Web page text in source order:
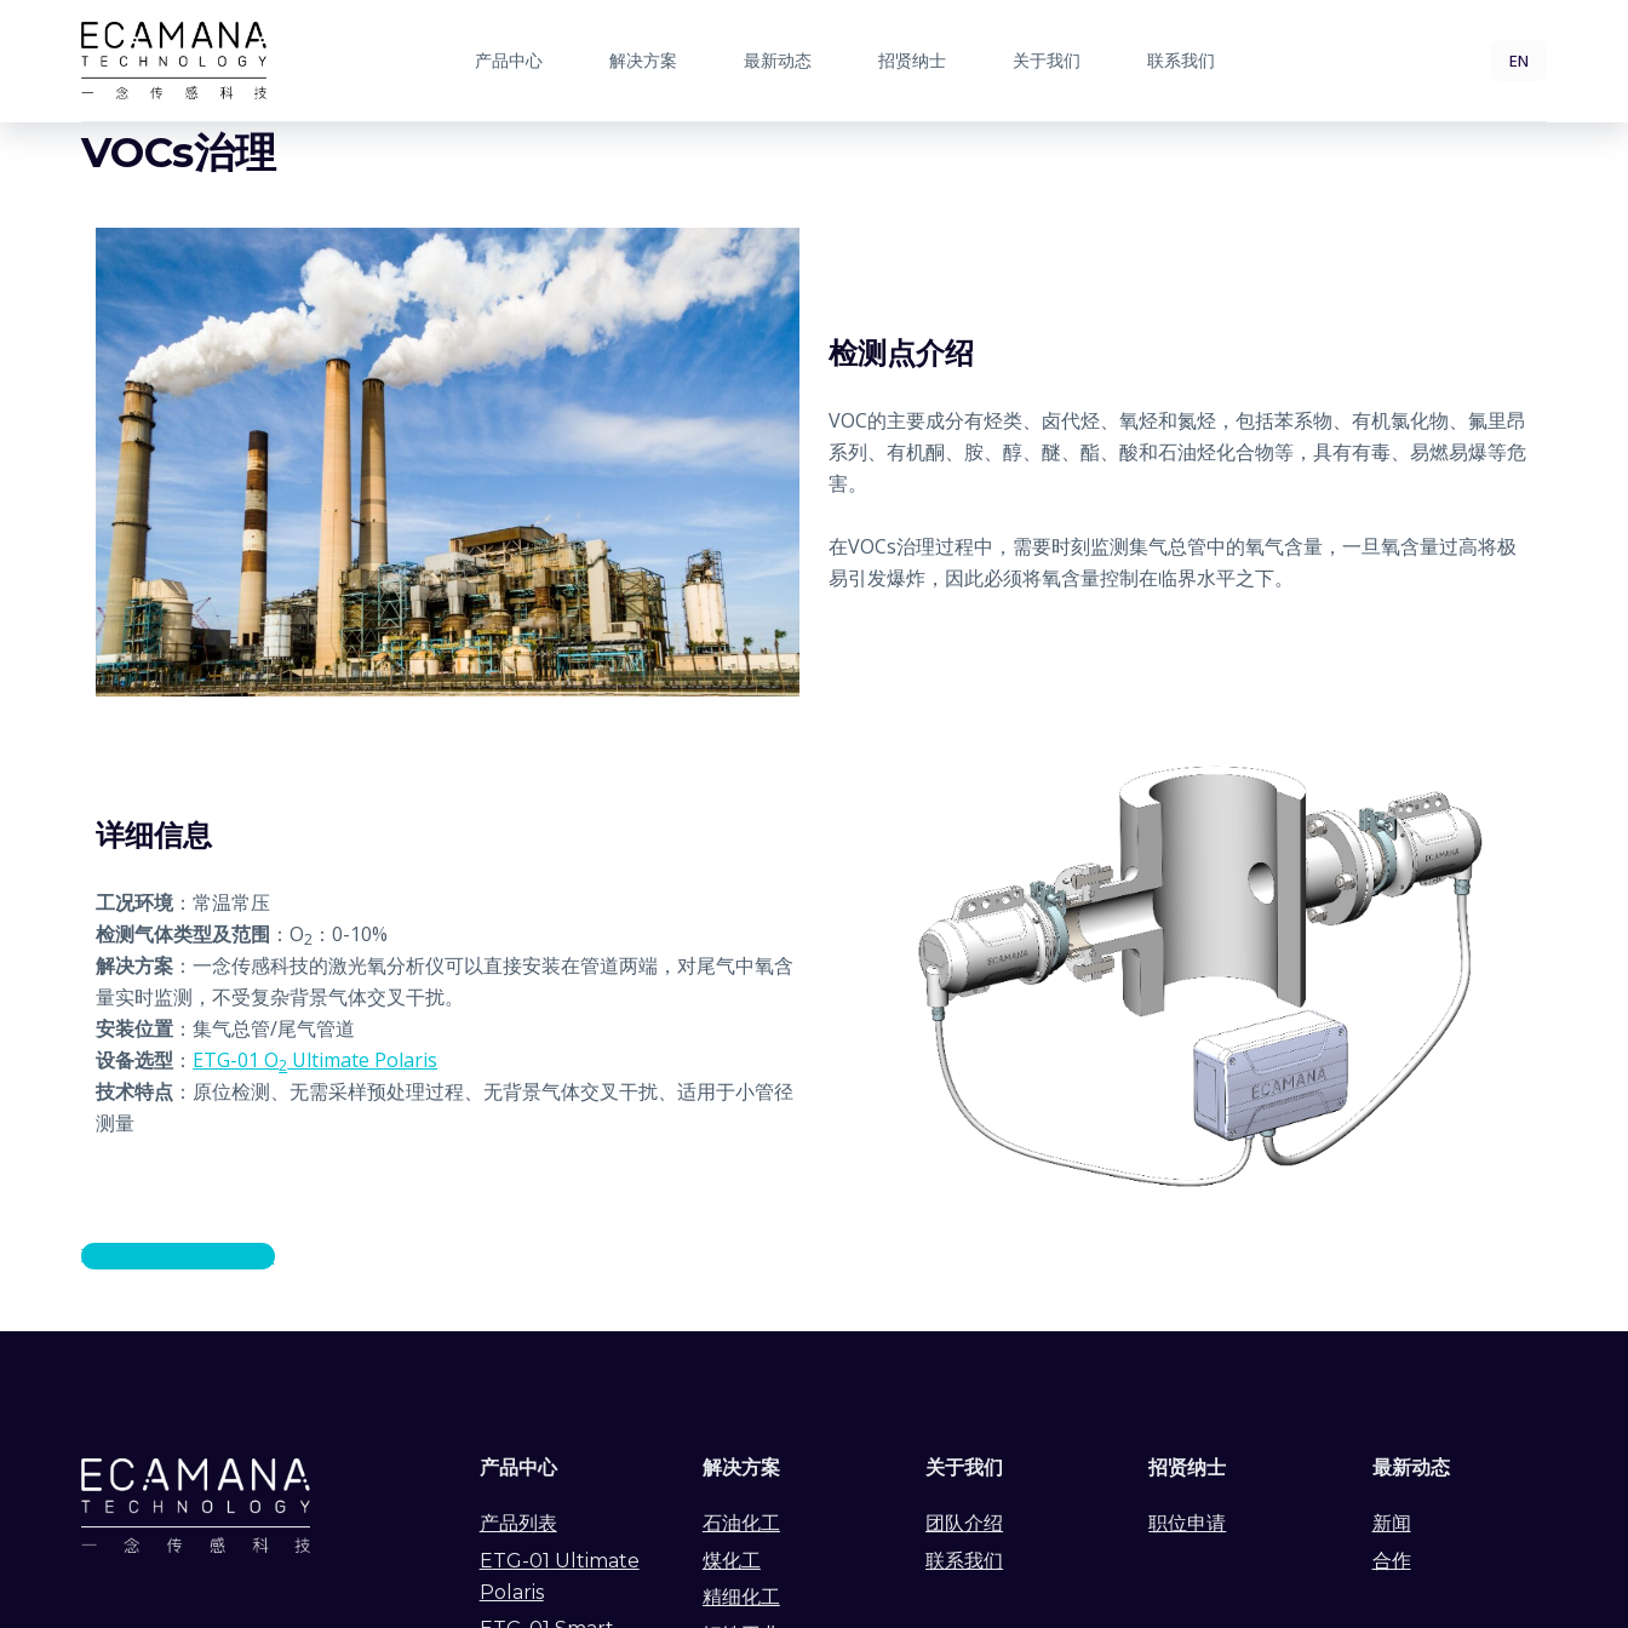
容
产品中心 解决方案 最新动态 招贤纳士 关于我们 联系我们 EN
VOCs治理
检测点介绍
VOC的主要成分有烃类、卤代烃、氧烃和氮烃，包括苯系物、有机氯化物、氟里昂
系列、有机酮、胺、醇、醚、酯、酸和石油烃化合物等，具有有毒、易燃易爆等危
害。
在VOCs治理过程中，需要时刻监测集气总管中的氧气含量，一旦氧含量过高将极
易引发爆炸，因此必须将氧含量控制在临界水平之下。
详细信息
工况环境：常温常压
检测气体类型及范围 ：O2 ：0-10%
解决方案 ：一念传感科技的激光氧分析仪可以直接安装在管道两端，对尾气中氧含
量实时监测，不受复杂背景气体交叉干扰。
安装位置 ：集气总管/尾气管道
设备选型 ： ETG-01 O2 Ultimate Polaris
技术特点 ：原位检测、无需采样预处理过程、无背景气体交叉干扰、适用于小管径
测量
联系我们获取更多信息
产品中心
产品列表
ETG-01 Ultimate
Polaris
解决方案
石油化工
煤化工
精细化工
关于我们
团队介绍
联系我们
招贤纳士
职位申请
最新动态
新闻
合作